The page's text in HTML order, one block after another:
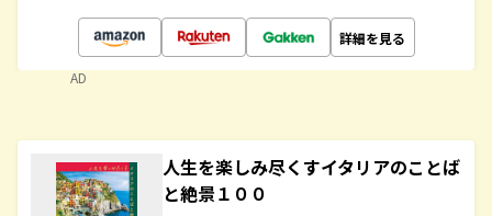
詳細を見る
AD
人生を楽しみ尽くすイタリアのことば
と絶景１００